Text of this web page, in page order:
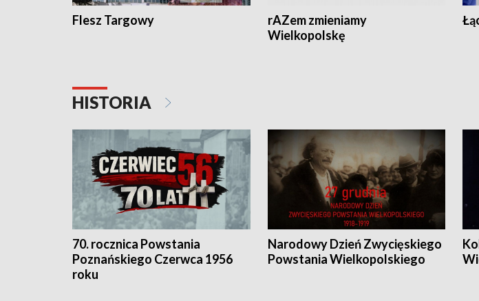
Flesz Targowy
rAZem zmieniamy
Wielkopolskę
HISTORIA
70. rocznica Powstania
Poznańskiego Czerwca 1956
roku
Narodowy Dzień Zwycięskiego
Powstania Wielkopolskiego